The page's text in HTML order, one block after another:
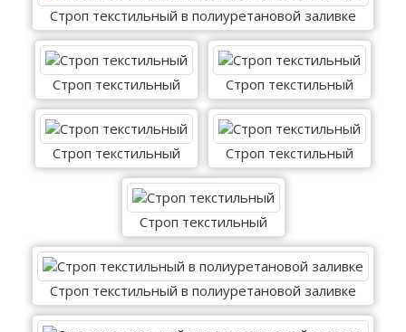
Строп текстильный в полиуретановой заливке
Строп текстильный Строп текстильный
Строп текстильный Строп текстильный
Строп текстильный
Строп текстильный в полиуретановой заливке